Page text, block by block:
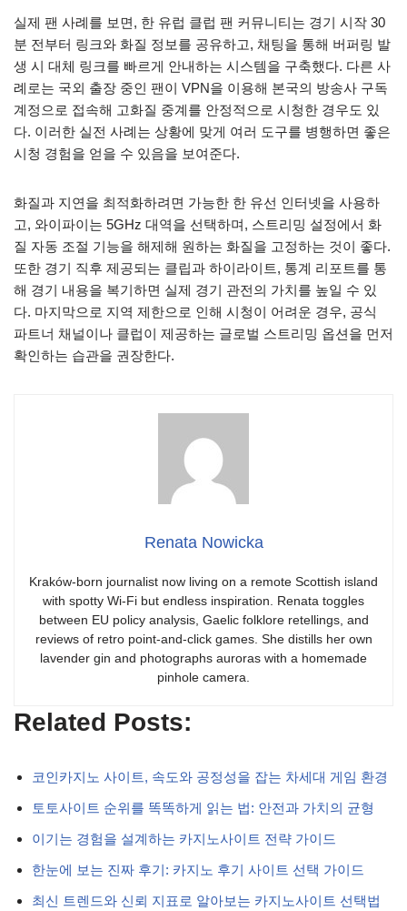
실제 팬 사례를 보면, 한 유럽 클럽 팬 커뮤니티는 경기 시작 30
분 전부터 링크와 화질 정보를 공유하고, 채팅을 통해 버퍼링 발
생 시 대체 링크를 빠르게 안내하는 시스템을 구축했다. 다른 사
례로는 국외 출장 중인 팬이 VPN을 이용해 본국의 방송사 구독
계정으로 접속해 고화질 중계를 안정적으로 시청한 경우도 있
다. 이러한 실전 사례는 상황에 맞게 여러 도구를 병행하면 좋은
시청 경험을 얻을 수 있음을 보여준다.
화질과 지연을 최적화하려면 가능한 한 유선 인터넷을 사용하
고, 와이파이는 5GHz 대역을 선택하며, 스트리밍 설정에서 화
질 자동 조절 기능을 해제해 원하는 화질을 고정하는 것이 좋다.
또한 경기 직후 제공되는 클립과 하이라이트, 통계 리포트를 통
해 경기 내용을 복기하면 실제 경기 관전의 가치를 높일 수 있
다. 마지막으로 지역 제한으로 인해 시청이 어려운 경우, 공식
파트너 채널이나 클럽이 제공하는 글로벌 스트리밍 옵션을 먼저
확인하는 습관을 권장한다.
Renata Nowicka
Kraków-born journalist now living on a remote Scottish island
with spotty Wi-Fi but endless inspiration. Renata toggles
between EU policy analysis, Gaelic folklore retellings, and
reviews of retro point-and-click games. She distills her own
lavender gin and photographs auroras with a homemade
pinhole camera.
Related Posts:
코인카지노 사이트, 속도와 공정성을 잡는 차세대 게임 환경
토토사이트 순위를 똑똑하게 읽는 법: 안전과 가치의 균형
이기는 경험을 설계하는 카지노사이트 전략 가이드
한눈에 보는 진짜 후기: 카지노 후기 사이트 선택 가이드
최신 트렌드와 신뢰 지표로 알아보는 카지노사이트 선택법